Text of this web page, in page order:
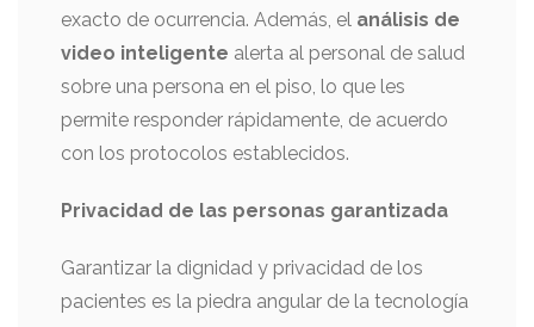
exacto de ocurrencia. Además, el análisis de
video inteligente alerta al personal de salud
sobre una persona en el piso, lo que les
permite responder rápidamente, de acuerdo
con los protocolos establecidos.
Privacidad de las personas garantizada
Garantizar la dignidad y privacidad de los
pacientes es la piedra angular de la tecnología